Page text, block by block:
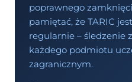
poprawnego
pamiętać, że TARIC
regularnie – śledzenie
każdego podmiotu
zagranicznym.